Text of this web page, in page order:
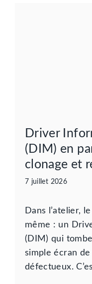
Driver
(DIM) en
clonage et
7 juillet 2026
Dans l’atelier,
même : un
(DIM) qui tombe
simple écran
défectueux.